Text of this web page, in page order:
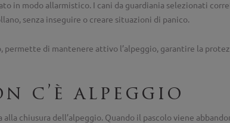
in modo allarmistico. I cani da guardiania selezionati
senza inseguire o creare situazioni di panico.
permette di mantenere attivo l’alpeggio, garantire la
c’è alpeggio
chiusura dell’alpeggio. Quando il pascolo viene